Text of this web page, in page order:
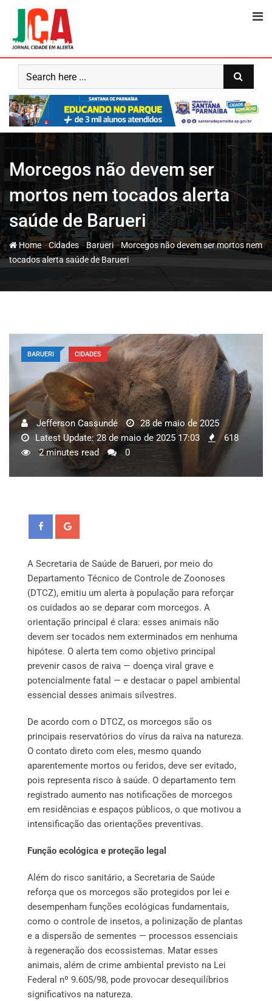
content
Morcegos não devem ser
mortos nem tocados alerta
saúde de Barueri
Home-Cidades-Barueri-Morcegos não devem ser mortos nem
tocados alerta saúde de Barueri
BARUERI CIDADES
Jefferson Cassundé
28 de maio de 2025
Latest Update: 28 de maio de 2025 17:03
618
2 minutes read
0
A Secretaria de Saúde de Barueri, por meio do
Departamento Técnico de Controle de Zoonoses
(DTCZ), emitiu um alerta à população para reforçar
os cuidados ao se deparar com morcegos. A
orientação principal é clara: esses animais não
devem ser tocados nem exterminados em nenhuma
hipótese. O alerta tem como objetivo principal
prevenir casos de raiva — doença viral grave e
potencialmente fatal — e destacar o papel ambiental
essencial desses animais silvestres.
De acordo com o DTCZ, os morcegos são os
principais reservatórios do vírus da raiva na natureza.
O contato direto com eles, mesmo quando
aparentemente mortos ou feridos, deve ser evitado,
pois representa risco à saúde. O departamento tem
registrado aumento nas notificações de morcegos
em residências e espaços públicos, o que motivou a
intensificação das orientações preventivas.
Função ecológica e proteção legal
Além do risco sanitário, a Secretaria de Saúde
reforça que os morcegos são protegidos por lei e
desempenham funções ecológicas fundamentais,
como o controle de insetos, a polinização de plantas
e a dispersão de sementes — processos essenciais
à regeneração dos ecossistemas. Matar esses
animais, além de crime ambiental previsto na Lei
Federal nº 9.605/98, pode provocar desequilíbrios
significativos na natureza.